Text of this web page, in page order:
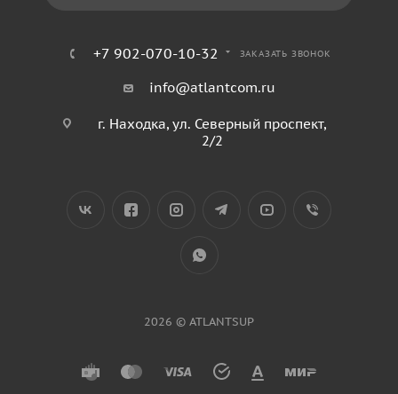
+7 902-070-10-32 ЗАКАЗАТЬ ЗВОНОК
info@atlantcom.ru
г. Находка, ул. Северный проспект,
2/2
2026 © ATLANTSUP